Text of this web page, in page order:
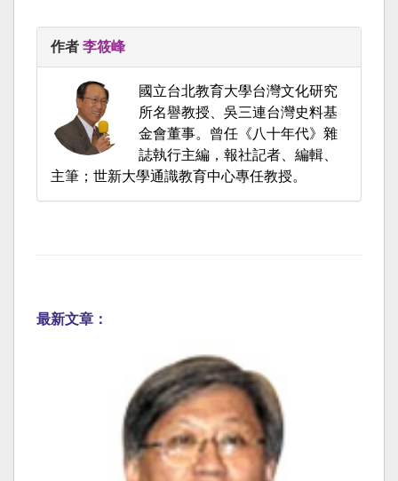
作者 李筱峰
國立台北教育大學台灣文化研究
所名譽教授、吳三連台灣史料基
金會董事。曾任《八十年代》雜
誌執行主編，報社記者、編輯、
主筆；世新大學通識教育中心專任教授。
最新文章：